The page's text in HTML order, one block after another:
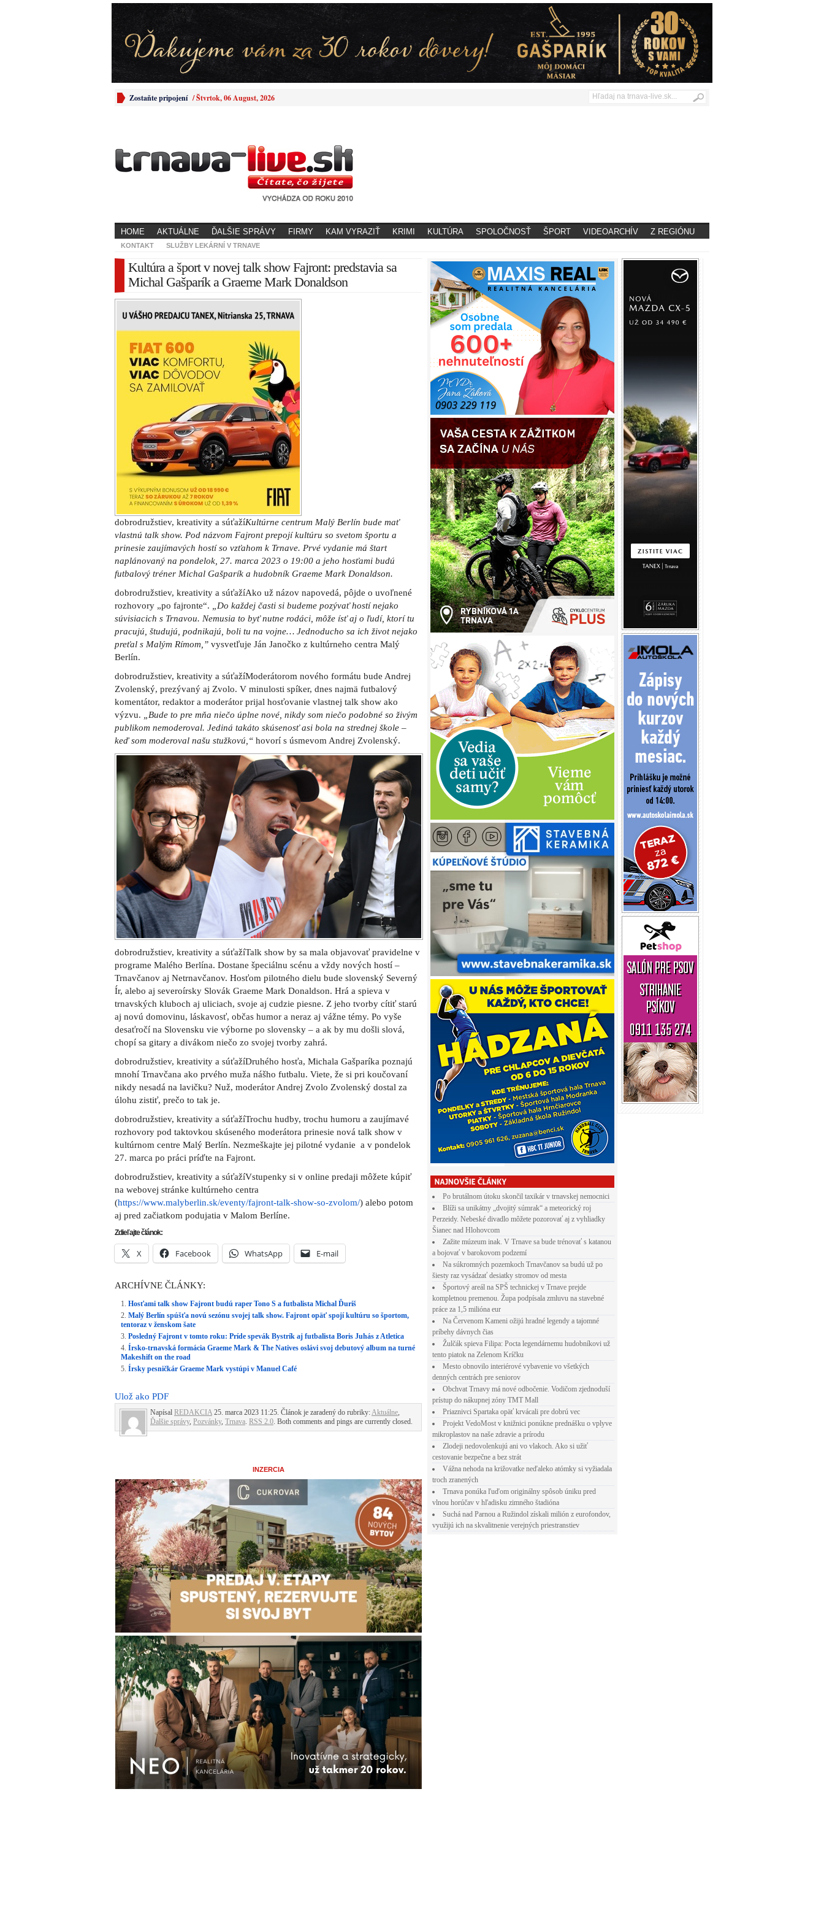
Zostaňte pripojení /Štvrtok, 06 August, 2026
HOME AKTUÁLNE ĎALŠIE SPRÁVY FIRMY KAM VYRAZIŤ KRIMI KULTÚRA SPOLOČNOSŤ ŠPORT VIDEOARCHÍV Z REGIÓNU
KONTAKT SLUŽBY LEKÁRNÍ V TRNAVE
Kultúra a šport v novej talk show Fajront: predstavia sa
Michal Gašparík a Graeme Mark Donaldson
dobrodružstiev, kreativity a súťažíKultúrne centrum Malý Berlín bude mať
vlastnú talk show. Pod názvom Fajront prepojí kultúru so svetom športu a
prinesie zaujímavých hostí so vzťahom k Trnave. Prvé vydanie má štart
naplánovaný na pondelok, 27. marca 2023 o 19:00 a jeho hosťami budú
futbalový tréner Michal Gašparík a hudobník Graeme Mark Donaldson.
dobrodružstiev, kreativity a súťažíAko už názov napovedá, pôjde o uvoľnené
rozhovory „po fajronte“.
„Do každej časti si budeme pozývať hostí nejako
súvisiacich s Trnavou. Nemusia to byť nutne rodáci, môže ísť aj o ľudí, ktorí tu
pracujú, študujú, podnikajú, boli tu na vojne… Jednoducho sa ich život nejako
preťal s Malým Rímom,” vysvetľuje Ján Janočko z kultúrneho centra Malý
Berlín.
dobrodružstiev, kreativity a súťažíModerátorom nového formátu bude Andrej
Zvolenský, prezývaný aj Zvolo. V minulosti spíker, dnes najmä futbalový
komentátor, redaktor a moderátor prijal hosťovanie vlastnej talk show ako
výzvu.
„Bude to pre mňa niečo úplne nové, nikdy som niečo podobné so živým
publikom nemoderoval. Jediná takáto skúsenosť asi bola na strednej škole –
keď som moderoval našu stužkovú,“ hovorí s úsmevom Andrej Zvolenský.
dobrodružstiev, kreativity a súťažíTalk show by sa mala objavovať pravidelne v
programe Malého Berlína. Dostane špeciálnu scénu a vždy nových hostí –
Trnavčanov aj Netrnavčanov. Hosťom pilotného dielu bude slovenský Severný
Ír, alebo aj severoírsky Slovák Graeme Mark Donaldson. Hrá a spieva v
trnavských kluboch aj uliciach, svoje aj cudzie piesne. Z jeho tvorby cítiť starú
aj novú domovinu, láskavosť, občas humor a neraz aj vážne témy. Po vyše
desaťročí na Slovensku vie výborne po slovensky – a ak by mu došli slová,
chopí sa gitary a divákom niečo zo svojej tvorby zahrá.
dobrodružstiev, kreativity a súťažíDruhého hosťa, Michala Gašparíka poznajú
mnohí Trnavčana ako prvého muža nášho futbalu. Viete, že si pri koučovaní
nikdy nesadá na lavičku? Nuž, moderátor Andrej Zvolo Zvolenský dostal za
úlohu zistiť, prečo to tak je.
dobrodružstiev, kreativity a súťažíTrochu hudby, trochu humoru a zaujímavé
rozhovory pod taktovkou skúseného moderátora prinesie nová talk show v
kultúrnom centre Malý Berlín. Nezmeškajte jej pilotné vydanie a v pondelok
27. marca po práci príďte na Fajront.
dobrodružstiev, kreativity a súťažíVstupenky si v online predaji môžete kúpiť
na webovej stránke kultúrneho centra
(https://www.malyberlin.sk/eventy/fajront-talk-show-so-zvolom/) alebo potom
aj pred začiatkom podujatia v Malom Berlíne.
Zdieľajte článok:
X Facebook WhatsApp E-mail
ARCHÍVNE ČLÁNKY:
Hosťami talk show Fajront budú raper Tono S a futbalista Michal Ďuriš
Malý Berlín spúšťa novú sezónu svojej talk show. Fajront opäť spojí kultúru so športom,
tentoraz v ženskom šate
Posledný Fajront v tomto roku: Príde spevák Bystrík aj futbalista Boris Juhás z Atletica
Írsko-trnavská formácia Graeme Mark & The Natives oslávi svoj debutový album na turné
Makeshift on the road
Írsky pesničkár Graeme Mark vystúpi v Manuel Café
Ulož ako PDF
Napísal REDAKCIA 25. marca 2023 11:25. Článok je zaradený do rubriky:Aktuálne,
Ďalšie správy, Pozvánky, Trnava. RSS 2.0. Both comments and pings are currently closed.
INZERCIA
Po brutálnom útoku skončil taxikár v trnavskej nemocnici
Blíži sa unikátny „dvojitý súmrak“ a meteorický roj
Perzeidy. Nebeské divadlo môžete pozorovať aj z vyhliadky
Šianec nad Hlohovcom
Zažite múzeum inak. V Trnave sa bude trénovať s katanou
a bojovať v barokovom podzemí
Na súkromných pozemkoch Trnavčanov sa budú už po
šiesty raz vysádzať desiatky stromov od mesta
Športový areál na SPŠ technickej v Trnave prejde
kompletnou premenou. Župa podpísala zmluvu na stavebné
práce za 1,5 milióna eur
Na Červenom Kameni ožijú hradné legendy a tajomné
príbehy dávnych čias
Žulčák spieva Filipa: Pocta legendárnemu hudobníkovi už
tento piatok na Zelenom Kríčku
Mesto obnovilo interiérové vybavenie vo všetkých
denných centrách pre seniorov
Obchvat Trnavy má nové odbočenie. Vodičom zjednoduší
prístup do nákupnej zóny TMT Mall
Priaznivci Spartaka opäť krvácali pre dobrú vec
Projekt VedoMost v knižnici ponúkne prednášku o vplyve
mikroplastov na naše zdravie a prírodu
Zlodeji nedovolenkujú ani vo vlakoch. Ako si užiť
cestovanie bezpečne a bez strát
Vážna nehoda na križovatke neďaleko atómky si vyžiadala
troch zranených
Trnava ponúka ľuďom originálny spôsob úniku pred
vlnou horúčav v hľadisku zimného štadióna
Suchá nad Parnou a Ružindol získali milión z eurofondov,
využijú ich na skvalitnenie verejných priestranstiev